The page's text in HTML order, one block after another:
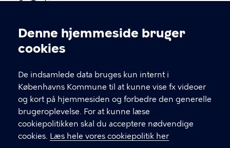
Cookieindstillinger
Denne hjemmeside bruger
cookies
De indsamlede data bruges kun internt i
Københavns Kommune til at kunne vise fx videoer
og kort på hjemmesiden og forbedre den generelle
brugeroplevelse. For at kunne læse
cookiepolitikken skal du acceptere nødvendige
cookies. Læs hele vores cookiepolitik her
Kontakt Københavns Kommune
T
fFind andre kontakter her
CVR-nummer64942212
GENVEJE